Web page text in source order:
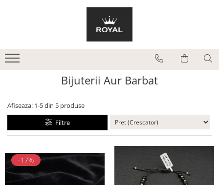
Bratari
Bratari
Inele
Bijuterii Aur Barbat
Afiseaza: 1-5din 5 produse
Filtre
-17%